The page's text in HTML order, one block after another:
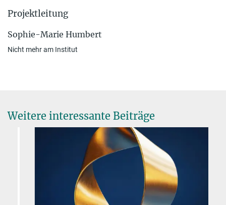
Projektleitung
Sophie-Marie Humbert
Nicht mehr am Institut
Weitere interessante Beiträge